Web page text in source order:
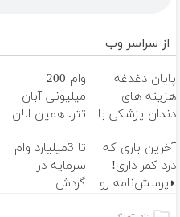
از سراسر وب
پایان دغدغه
هزینه های
دندان پزشکی با
کننده خانگی
وام 200
میلیونی آبان
تتر. همین الان
آخرین باری که
درد کمر داری!
◗پرسش‌نامه رو
تا 3میلیارد وام
سرمایه در
گردش